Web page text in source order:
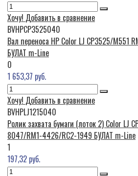
Хочу! Добавить в сравнение
BVHPCP3525040
Вал переноса HP Color LJ CP3525/M551
БУЛАТ m-Line
0
1 653,37 руб.
Хочу! Добавить в сравнение
BVHPLJ1215040
Ролик захвата бумаги (лоток 2) Color LJ
8047/RM1-4426/RC2-1949 БУЛАТ m-Line
1
197,32 руб.